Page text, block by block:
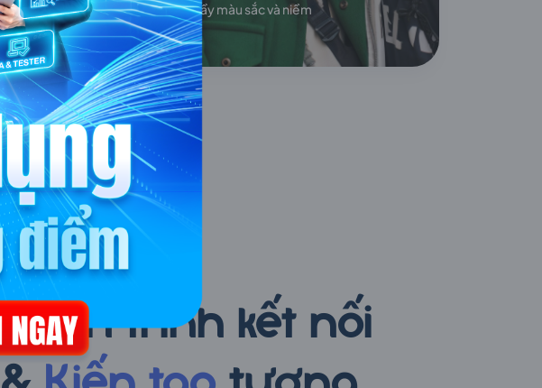
văn hóa đầy màu sắc và niềm
vui.
FPT Telecom
Hành trình kết nối